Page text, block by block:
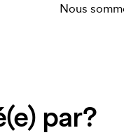
Nous
par?